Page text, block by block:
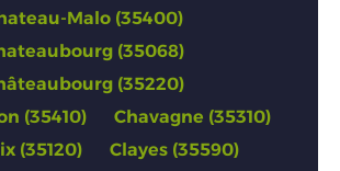
Malo (35400)
(35068)
(35220)
(35410)
Chavagne (35310)
(35120)
Clayes (35590)